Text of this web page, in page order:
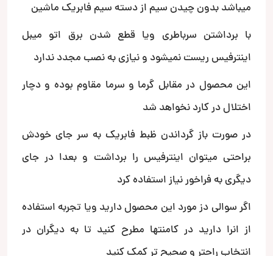
میباشد بدون چیدن سیم از دسته سیم فابریک ماشین
با برداشتن سرباطری ویا قطع شدن برق اتو میبل
اینترفیس ریست نمیشود و نیازی به نصب مجدد ندارد
این محصول در مقابل گرما و سرما مقاوم بوده و دچار
اختلال در کارد نخواهد شد
در صورت باز گرداندن ظبط فابریک به سر جای خودش
براحتی میتوان اینترفیس را برداشت و بعدا در جای
دیگری به فراخور نیاز استفاده کرد
اگر سوالی دز مورد این محصول دارید ویا تجربه استفاده
از انرا دارید در کامنتها مطرح کنید تا به دیگران در
انتخاب راحتر و صحیح تر کمک کنید